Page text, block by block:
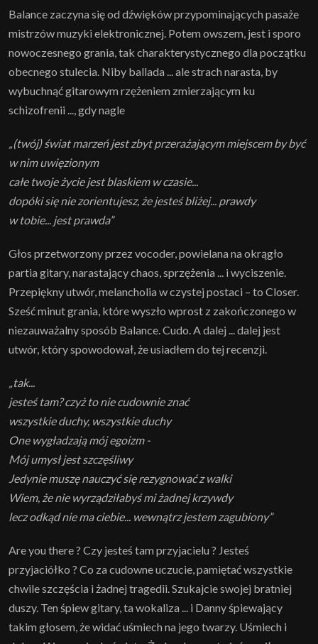
Balance zaczyna się od dźwięków przypominających pasaże
mistrzów muzyki elektronicznej. Potem owszem, jest i sporo
nowoczesnego grania, tak charakterystycznego dla początku
obecnego stulecia. Niby ballada ... ale strach narasta, by
wybuchnąć gitarowym rzężeniem zmierzającym ku
schizofrenii ..., gdy nagle
„(twój) świat marzeń jest zbyt przerażającym miejscem by być
w nim uwięzionym
całe twoje życie jest blaskiem w czasie...
dopóki się nie zorientujesz, że jesteś bliżej... prawdy
w tobie... jest prawda”
Głos przetworzony przez vocoder, powielana na okrągło
partia gitary, narastający chaos, sprzężenia ... i wyciszenie.
Przepiękny utwór, melancholia w czystej postaci – to Closer.
Sześć minut grania, które wyszło wprost z zakończonego w
niezauważalny sposób Balance. Cudo. A dalej ... dalej jest
utwór, który spowodował, że usiadłem do tej recenzji.
„tak...
jesteś tam? czyż to nie cudownie znać
wszystkie duchy, wszystkie duchy
One wygładzają mój egoizm -
Mój umysł jest szczęśliwy
Jedynie muszę nauczyć się rezygnować z walki
Wiem, że nie wyrządziłabyś mi żadnej krzywdy
lecz odkąd nie ma ciebie... wewnątrz jestem zagubiony”
Are you there ? Czy jesteś tam przyjacielu ? Jesteś
przyjaciółko ? Co za cudowne uczucie, pamiętać wszystkie
chwile szczęścia i żadnej tragedii. Szukajcie swojej bratniej
duszy. Ten śpiew gitary, ta wokaliza ... i Danny śpiewający
takim głosem, że widać uśmiech na jego twarzy. Uśmiech i